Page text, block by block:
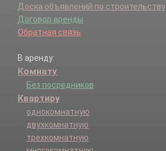
Доска объявлений по строительству
Договор аренды
Обратная связь
В аренду:
Комнату
Без посредников
Квартиру
однокомнатную
двухкомнатную
трехкомнатную